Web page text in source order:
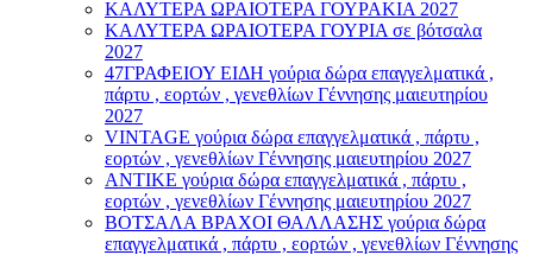
ΚΑΛΥΤΕΡΑ ΩΡΑΙΟΤΕΡΑ ΓΟΥΡΑΚΙΑ 2027
ΚΑΛΥΤΕΡΑ ΩΡΑΙΟΤΕΡΑ ΓΟΥΡΙΑ σε βότσαλα
2027
47ΓΡΑΦΕΙΟΥ ΕΙΔΗ γούρια δώρα επαγγελματικά ,
πάρτυ , εορτών , γενεθλίων Γέννησης μαιευτηρίου
2027
VINTAGE γούρια δώρα επαγγελματικά , πάρτυ ,
εορτών , γενεθλίων Γέννησης μαιευτηρίου 2027
ΑΝΤΙΚΕ γούρια δώρα επαγγελματικά , πάρτυ ,
εορτών , γενεθλίων Γέννησης μαιευτηρίου 2027
ΒΟΤΣΑΛΑ ΒΡΑΧΟΙ ΘΑΛΛΑΣΗΣ γούρια δώρα
επαγγελματικά , πάρτυ , εορτών , γενεθλίων Γέννησης